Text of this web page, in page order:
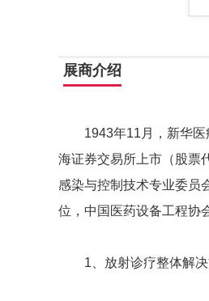
展商介绍
1943年11月，新华医疗
海证券交易所上市（股票
感染与控制技术专业委员
位，中国医药设备工程协
1、放射诊疗整体解决